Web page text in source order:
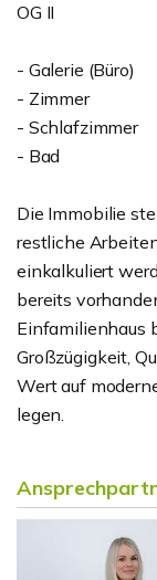
OG II
- Galerie (Büro)
- Zimmer
- Schlafzimmer
- Bad
Die Immobilie
restliche
einkalkuliert
bereits
Einfamilienhaus
Großzügigkeit,
Wert auf
legen.